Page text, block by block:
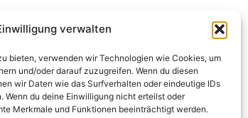
verwalten
bieten, verwenden wir Technologien wie Cookies, um
und/oder darauf zuzugreifen. Wenn du diesen
wir Daten wie das Surfverhalten oder eindeutige IDs
Wenn du deine Einwilligung nicht erteilst oder
Merkmale und Funktionen beeinträchtigt werden.